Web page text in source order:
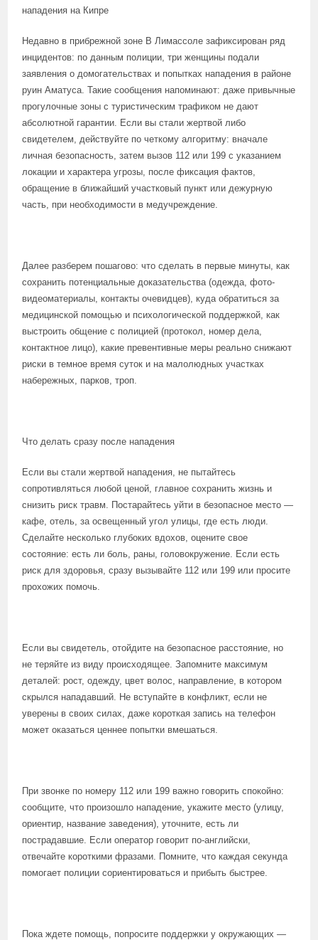
нападения на Кипре
Недавно в прибрежной зоне В Лимассоле зафиксирован ряд
инцидентов: по данным полиции, три женщины подали
заявления о домогательствах и попытках нападения в районе
руин Аматуса. Такие сообщения напоминают: даже привычные
прогулочные зоны с туристическим трафиком не дают
абсолютной гарантии. Если вы стали жертвой либо
свидетелем, действуйте по четкому алгоритму: вначале
личная безопасность, затем вызов 112 или 199 с указанием
локации и характера угрозы, после фиксация фактов,
обращение в ближайший участковый пункт или дежурную
часть, при необходимости в медучреждение.
Далее разберем пошагово: что сделать в первые минуты, как
сохранить потенциальные доказательства (одежда, фото-
видеоматериалы, контакты очевидцев), куда обратиться за
медицинской помощью и психологической поддержкой, как
выстроить общение с полицией (протокол, номер дела,
контактное лицо), какие превентивные меры реально снижают
риски в темное время суток и на малолюдных участках
набережных, парков, троп.
Что делать сразу после нападения
Если вы стали жертвой нападения, не пытайтесь
сопротивляться любой ценой, главное сохранить жизнь и
снизить риск травм. Постарайтесь уйти в безопасное место —
кафе, отель, за освещенный угол улицы, где есть люди.
Сделайте несколько глубоких вдохов, оцените свое
состояние: есть ли боль, раны, головокружение. Если есть
риск для здоровья, сразу вызывайте 112 или 199 или просите
прохожих помочь.
Если вы свидетель, отойдите на безопасное расстояние, но
не теряйте из виду происходящее. Запомните максимум
деталей: рост, одежду, цвет волос, направление, в котором
скрылся нападавший. Не вступайте в конфликт, если не
уверены в своих силах, даже короткая запись на телефон
может оказаться ценнее попытки вмешаться.
При звонке по номеру 112 или 199 важно говорить спокойно:
сообщите, что произошло нападение, укажите место (улицу,
ориентир, название заведения), уточните, есть ли
пострадавшие. Если оператор говорит по-английски,
отвечайте короткими фразами. Помните, что каждая секунда
помогает полиции сориентироваться и прибыть быстрее.
Пока ждете помощь, попросите поддержки у окружающих —